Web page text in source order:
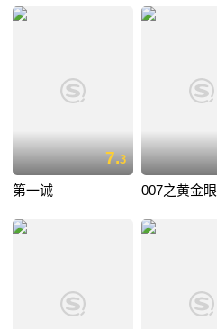
7.3
第一诫 007之黄金眼